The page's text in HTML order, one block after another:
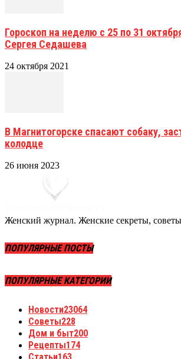
Гороскоп на неделю с 25 по 31
Сергея Седашева
24 октября 2021
В Магнитогорске спасают собаку,
колодце
26 июня 2023
Женский журнал. Женские секреты,
ПОПУЛЯРНЫЕ ПОСТЫ
ПОПУЛЯРНЫЕ КАТЕГОРИИ
Новости23064
Советы228
Дом и быт200
Рецепты174